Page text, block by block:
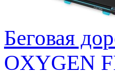
Беговая
OXYGEN